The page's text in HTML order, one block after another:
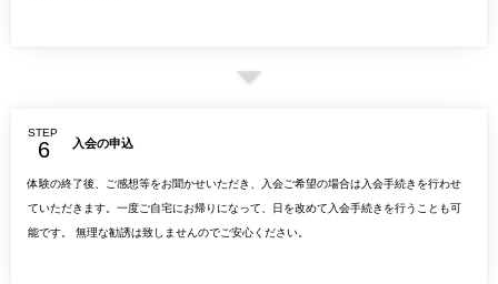
STEP
入会の申込
体験の終了後、ご感想等をお聞かせいただき、入会ご希望の場合は入会手続きを行わせ
ていただきます。一度ご自宅にお帰りになって、日を改めて入会手続きを行うことも可
能です。 無理な勧誘は致しませんのでご安心ください。